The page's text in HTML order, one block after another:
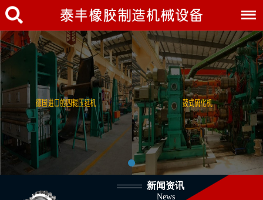
新闻资讯
News